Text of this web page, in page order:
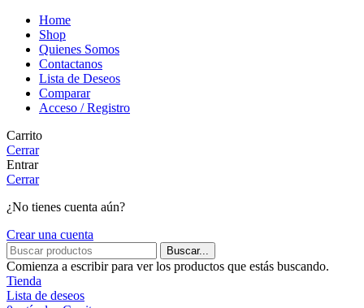
Home
Shop
Quienes Somos
Contactanos
Lista de Deseos
Comparar
Acceso / Registro
Carrito
Cerrar
Entrar
Cerrar
¿No tienes cuenta aún?
Crear una cuenta
Buscar...
Comienza a escribir para ver los productos que estás buscando.
Tienda
Lista de deseos